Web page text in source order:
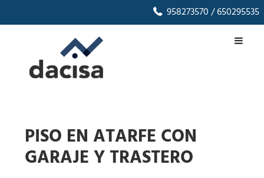
958273570/ 650295535
PISO EN ATARFE CON
GARAJE Y TRASTERO